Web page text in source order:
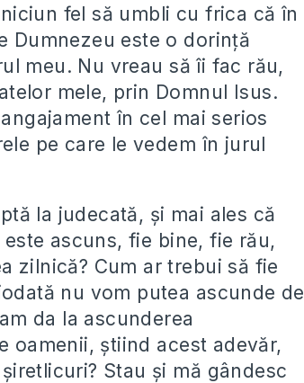
fel să umbli cu frica că în
Dumnezeu este o dorință
meu. Nu vreau să îi fac rău,
mele, prin Domnul Isus.
în cel mai serios
pe care le vedem în jurul
la judecată, și mai ales că
ascuns, fie bine, fie rău,
zilnică? Cum ar trebui să fie
nu vom putea ascunde de
da la ascunderea
oamenii, știind acest adevăr,
Stau și mă gândesc